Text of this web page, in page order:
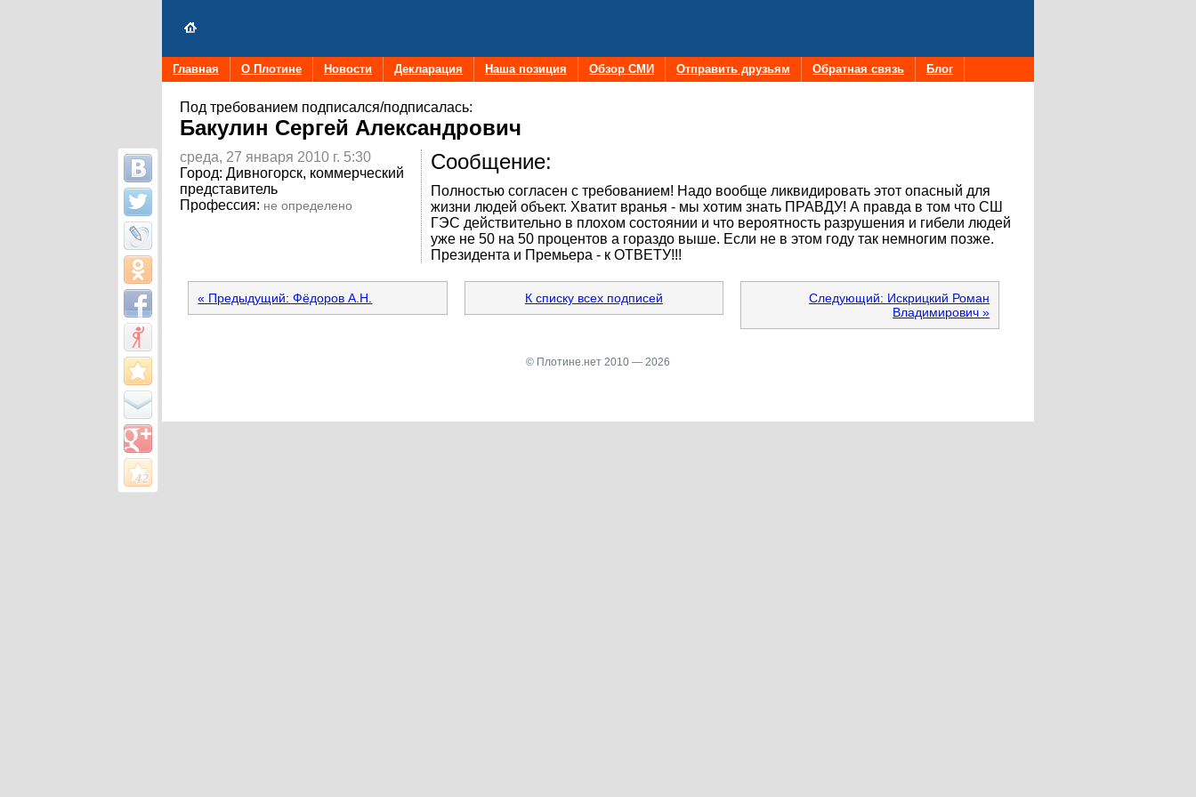
Главная О Плотине Новости Декларация Наша позиция Обзор СМИ Отправить друзьям Обратная связь Блог
Под требованием подписался/подписалась:
Бакулин Сергей Александрович
Сообщение:
Полностью согласен с требованием! Надо вообще ликвидировать этот опасный для
жизни людей объект. Хватит вранья - мы хотим знать ПРАВДУ! А правда в том что СШ
ГЭС действительно в плохом состоянии и что вероятность разрушения и гибели людей
уже не 50 на 50 процентов а гораздо выше. Если не в этом году так немногим позже.
Президента и Премьера - к ОТВЕТУ!!!
среда, 27 января 2010 г. 5:30
Город: Дивногорск, коммерческий
представитель
Профессия: не определено
« Предыдущий: Фёдоров А.Н. К списку всех подписей
Следующий: Искрицкий Роман
Владимирович »
© Плотине.нет 2010 — 2026